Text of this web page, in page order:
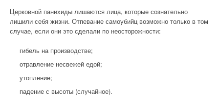
Церковной панихиды лишаются лица, которые сознательно
лишили себя жизни. Отпевание самоубийц возможно только в том
случае, если они это сделали по неосторожности:
гибель на производстве;
отравление несвежей едой;
утопление;
падение с высоты (случайное).